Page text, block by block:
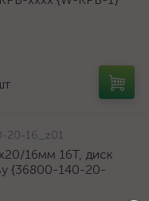
20-16_z01
16мм 16Т, диск
{36800-140-20-